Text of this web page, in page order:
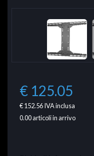
€ 125.05
€ 152.56IVA inclusa
0.00articoli in arrivo